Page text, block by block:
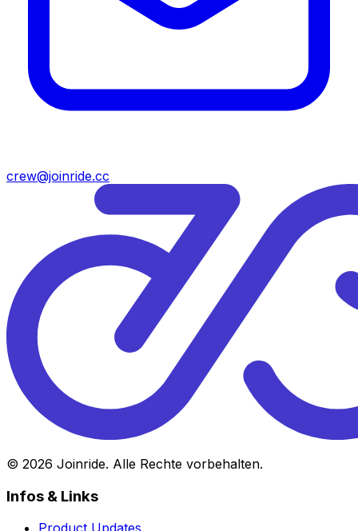
crew@joinride.cc
© 2026 Joinride. Alle Rechte vorbehalten.
Infos & Links